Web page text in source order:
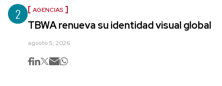
2 AGENCIAS
TBWA renueva su identidad visual global
agosto 5, 2026